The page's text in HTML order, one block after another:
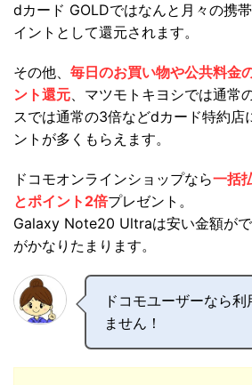
dカード GOLDではなんと月々の携
イントとして還元されます。
その他、 毎日のお買い物や公共料金
ント還元、マツモトキヨシでは通常
スでは通常の3倍などdカード特約店
ントが多くもらえます。
ドコモオンラインショップなら一括
とポイント2倍プレゼント。
Galaxy Note20 Ultraは安い金額が
がかなりたまります。
ドコモユーザーなら
ません！